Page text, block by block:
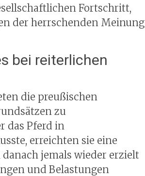
Fortschritt,
der herrschenden Meinung
bei reiterlichen
die preußischen
zu
das Pferd in
erreichten sie eine
jemals wieder erzielt
und Belastungen